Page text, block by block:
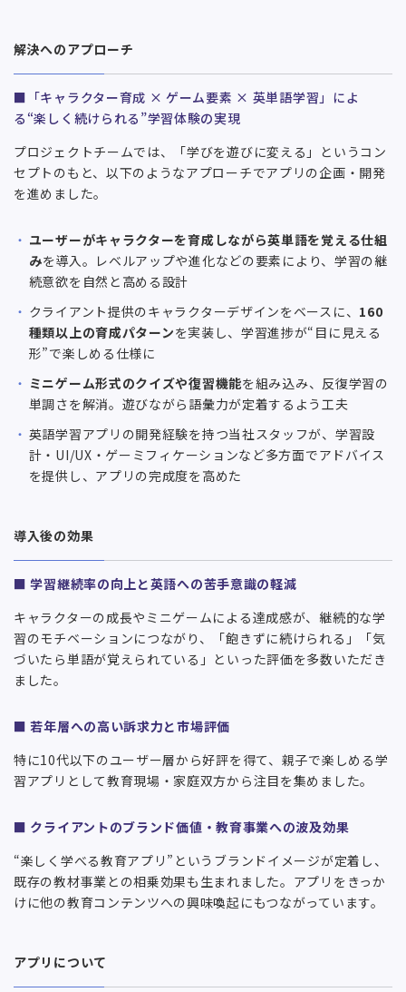
解決へのアプローチ
■「キャラクター育成 × ゲーム要素 × 英単語学習」によ
る“楽しく続けられる”学習体験の実現
プロジェクトチームでは、「学びを遊びに変える」というコン
セプトのもと、以下のようなアプローチでアプリの企画・開発
を進めました。
ユーザーがキャラクターを育成しながら英単語を覚える仕組
みを導入。レベルアップや進化などの要素により、学習の継
続意欲を自然と高める設計
クライアント提供のキャラクターデザインをベースに、 160
種類以上の育成パターンを実装し、学習進捗が“目に見える
形”で楽しめる仕様に
ミニゲーム形式のクイズや復習機能を組み込み、反復学習の
単調さを解消。遊びながら語彙力が定着するよう工夫
英語学習アプリの開発経験を持つ当社スタッフが、学習設
計・UI/UX・ゲーミフィケーションなど多方面でアドバイス
を提供し、アプリの完成度を高めた
導入後の効果
■学習継続率の向上と英語への苦手意識の軽減
キャラクターの成長やミニゲームによる達成感が、継続的な学
習のモチベーションにつながり、「飽きずに続けられる」「気
づいたら単語が覚えられている」といった評価を多数いただき
ました。
■若年層への高い訴求力と市場評価
特に10代以下のユーザー層から好評を得て、親子で楽しめる学
習アプリとして教育現場・家庭双方から注目を集めました。
■ クライアントのブランド価値・教育事業への波及効果
“楽しく学べる教育アプリ”というブランドイメージが定着し、
既存の教材事業との相乗効果も生まれました。アプリをきっか
けに他の教育コンテンツへの興味喚起にもつながっています。
アプリについて